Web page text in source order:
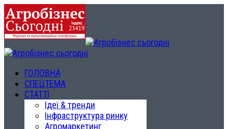
ГОЛОВНА
СПЕЦТЕМА
СТАТТІ
Ідеї & тренди
Інфраструктура ринку
Агромаркетинг